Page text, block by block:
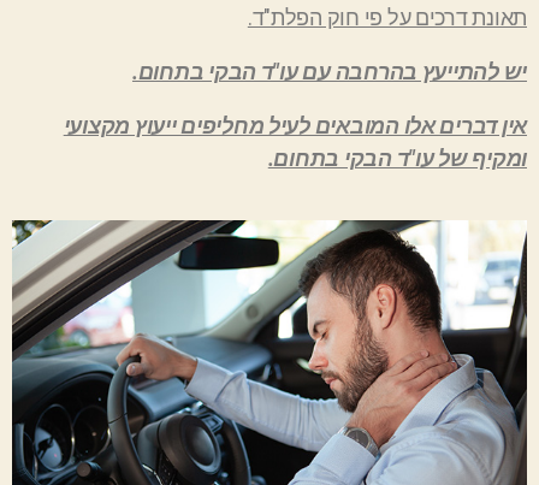
תאונת דרכים על פי חוק הפלת"ד.
יש להתייעץ בהרחבה עם עו"ד הבקי בתחום.
אין דברים אלו המובאים לעיל מחליפים ייעוץ מקצועי
ומקיף של עו"ד הבקי בתחום.